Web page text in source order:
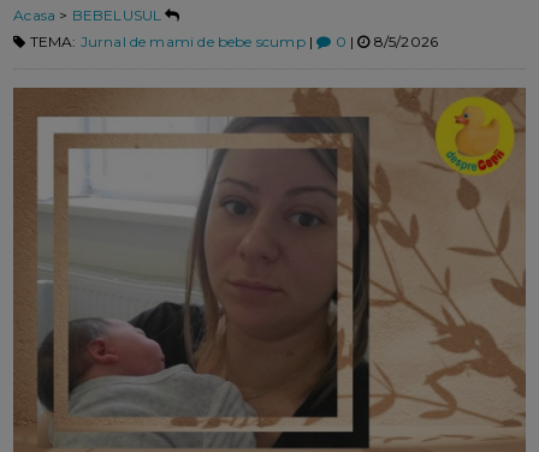
Acasa > BEBELUSUL
TEMA: Jurnal de mami de bebe scump| 0 | 8/5/2026